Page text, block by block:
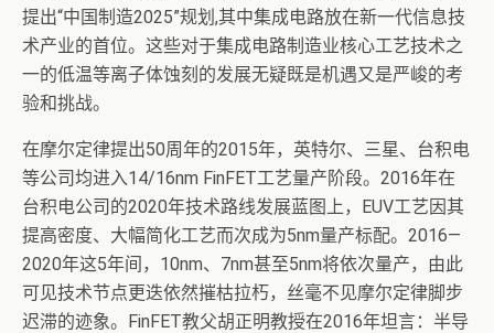
提出“中国制造2025”规划,其中集成电路放在新一代信息技
术产业的首位。这些对于集成电路制造业核心工艺技术之
一的低温等离子体蚀刻的发展无疑既是机遇又是严峻的考
验和挑战。
在摩尔定律提出50周年的2015年，英特尔、三星、台积电
等公司均进入14/16nm FinFET工艺量产阶段。2016年在
台积电公司的2020年技术路线发展蓝图上，EUV工艺因其
提高密度、大幅简化工艺而次成为5nm量产标配。2016—
2020年这5年间，10nm、7nm甚至5nm将依次量产，由此
可见技术节点更迭依然摧枯拉朽，丝毫不见摩尔定律脚步
迟滞的迹象。FinFET教父胡正明教授在2016年坦言：半导